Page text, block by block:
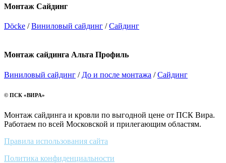
Монтаж Сайдинг
Döcke /Виниловый сайдинг /Сайдинг
Монтаж сайдинга Альта Профиль
Виниловый сайдинг / До и после монтажа /Сайдинг
© ПСК «ВИРА»
Монтаж сайдинга и кровли по выгодной цене от ПСК Вира.
Работаем по всей Московской и прилегающим областям.
Правила использования сайта
Политика конфиденциальности